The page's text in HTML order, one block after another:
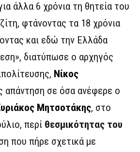
άλλα 6 χρόνια τη θητεία του
φτάνοντας τα 18 χρόνια
και εδώ την Ελλάδα
διατύπωσε ο αρχηγός
Νίκος
απάντηση σε όσα ανέφερε ο
Μητσοτάκης, στο
περί θεσμικότητας του
που πήρε σχετικά με